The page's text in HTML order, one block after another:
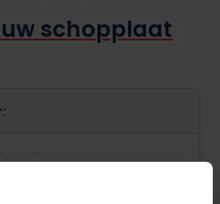
schopplaat